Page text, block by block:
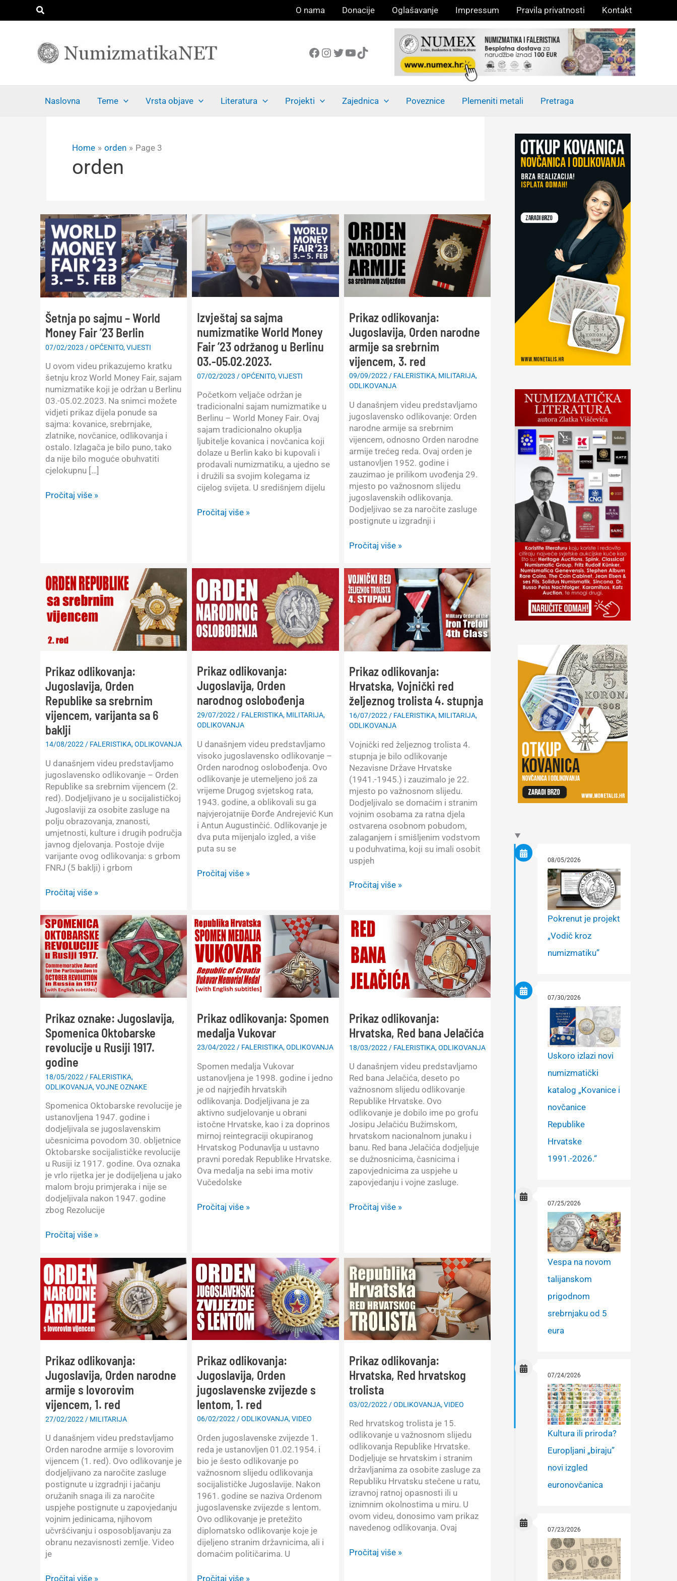
Search O nama Donacije Oglašavanje Impressum Pravila privatnosti Kontakt
Facebook
Instagram
Twitter
YouTube
TikTok
Naslovna Teme Vrsta objave Literatura Projekti Zajednica Poveznice Plemeniti metali Pretraga
Home orden Page 3
orden
Šetnja po sajmu – World
Money Fair ’23 Berlin
07/02/2023 /OPĆENITO,VIJESTI
U ovom videu prikazujemo kratku
šetnju kroz World Money Fair, sajam
numizmatike koji je održan u Berlinu
03.-05.02.2023. Na snimci možete
vidjeti prikaz dijela ponude sa
sajma: kovanice, srebrnjake,
zlatnike, novčanice, odlikovanja i
ostalo. Izlagača je bilo puno, tako
da nije bilo moguće obuhvatiti
cjelokupnu […]
Šetnja
’23
Berlin
Pročitaj više »
Izvještaj sa sajma
numizmatike World Money
Fair ’23 održanog u Berlinu
03.-05.02.2023.
07/02/2023 /OPĆENITO,VIJESTI
Početkom veljače održan je
tradicionalni sajam numizmatike u
Berlinu – World Money Fair. Ovaj
sajam tradicionalno okuplja
ljubitelje kovanica i novčanica koji
dolaze u Berlin kako bi kupovali i
prodavali numizmatiku, a ujedno se
i družili sa svojim kolegama iz
cijelog svijeta. U središnjem dijelu
Izvještaj
Money
Fair
’23
održanog
u
Berlinu
03.-05.02.2023.
Pročitaj više »
Prikaz odlikovanja:
Jugoslavija, Orden narodne
armije sa srebrnim
vijencem, 3. red
09/09/2022/ FALERISTIKA, MILITARIJA,
ODLIKOVANJA
U današnjem videu predstavljamo
jugoslavensko odlikovanje: Orden
narodne armije sa srebrnim
vijencem, odnosno Orden narodne
armije trećeg reda. Ovaj orden je
ustanovljen 1952. godine i
zauzimao je prilikom uvođenja 29.
mjesto po važnosnom slijedu
jugoslavenskih odlikovanja.
Dodjeljivao se za naročite zasluge
postignute u izgradnji i
Prikaz
Jugoslavija,
Orden
narodne
armije
sa
srebrnim
vijencem,
3.
Pročitaj više »
Prikaz odlikovanja:
Jugoslavija, Orden
Republike sa srebrnim
vijencem, varijanta sa 6
baklji
14/08/2022/ FALERISTIKA,ODLIKOVANJA
U današnjem videu predstavljamo
jugoslavensko odlikovanje – Orden
Republike sa srebrnim vijencem (2.
red). Dodjeljivano je u socijalističkoj
Jugoslaviji za osobite zasluge na
polju obrazovanja, znanosti,
umjetnosti, kulture i drugih područja
javnog djelovanja. Postoje dvije
varijante ovog odlikovanja: s grbom
FNRJ (5 baklji) i grbom
Prikaz
Jugoslavija,
Orden
Republike
sa
srebrnim
vijencem,
varijanta
sa
baklji
Pročitaj više »
Prikaz odlikovanja:
Jugoslavija, Orden
narodnog oslobođenja
29/07/2022/ FALERISTIKA, MILITARIJA,
ODLIKOVANJA
U današnjem videu predstavljamo
visoko jugoslavensko odlikovanje –
Orden narodnog oslobođenja. Ovo
odlikovanje je utemeljeno još za
vrijeme Drugog svjetskog rata,
1943. godine, a oblikovali su ga
najvjerojatnije Đorđe Andrejević Kun
i Antun Augustinčić. Odlikovanje je
dva puta mijenjalo izgled, a više
puta su se
Prikaz
narodnog
oslobođenja
Pročitaj više »
Prikaz odlikovanja:
Hrvatska, Vojnički red
željeznog trolista 4. stupnja
16/07/2022 / FALERISTIKA, MILITARIJA,
ODLIKOVANJA
Vojnički red željeznog trolista 4.
stupnja je bilo odlikovanje
Nezavisne Države Hrvatske
(1941.-1945.) i zauzimalo je 22.
mjesto po važnosnom slijedu.
Dodjeljivalo se domaćim i stranim
vojnim osobama za ratna djela
ostvarena osobnom pobudom,
zalaganjem i smišljenim vodstvom
u poduhvatima, koji su imali osobit
uspjeh
Prikaz
Vojnički
red
trolista
4.
stupnja
Pročitaj više »
Prikaz oznake: Jugoslavija,
Spomenica Oktobarske
revolucije u Rusiji 1917.
godine
18/05/2022 / FALERISTIKA,
ODLIKOVANJA,VOJNE OZNAKE
Spomenica Oktobarske revolucije je
ustanovljena 1947. godine i
dodjeljivala se jugoslavenskim
učesnicima povodom 30. obljetnice
Oktobarske socijalističke revolucije
u Rusiji iz 1917. godine. Ova oznaka
je vrlo rijetka jer je dodijeljena u jako
malom broju primjeraka i nije se
dodjeljivala nakon 1947. godine
zbog Rezolucije
Prikaz
Jugoslavija,
Spomenica
Oktobarske
revolucije
u
Rusiji
1917.
godine
Pročitaj više »
Prikaz odlikovanja: Spomen
medalja Vukovar
23/04/2022/ FALERISTIKA,ODLIKOVANJA
Spomen medalja Vukovar
ustanovljena je 1998. godine i jedno
je od najrjeđih hrvatskih
odlikovanja. Dodjeljivana je za
aktivno sudjelovanje u obrani
istočne Hrvatske, kao i za doprinos
mirnoj reintegraciji okupiranog
Hrvatskog Podunavlja u ustavno
pravni poredak Republike Hrvatske.
Ova medalja na sebi ima motiv
Vučedolske
Prikaz
Pročitaj više »
Prikaz odlikovanja:
Hrvatska, Red bana Jelačića
18/03/2022 / FALERISTIKA,ODLIKOVANJA
U današnjem videu predstavljamo
Red bana Jelačića, deseto po
važnosnom slijedu odlikovanje
Republike Hrvatske. Ovo
odlikovanje je dobilo ime po grofu
Josipu Jelačiću Bužimskom,
hrvatskom nacionalnom junaku i
banu. Red bana Jelačića dodjeljuje
se dužnosnicima, časnicima i
zapovjednicima za uspjehe u
zapovjedanju i vojne zasluge.
Prikaz
Jelačića
Pročitaj više »
Prikaz odlikovanja:
Jugoslavija, Orden narodne
armije s lovorovim
vijencem, 1. red
27/02/2022 / MILITARIJA
U današnjem videu predstavljamo
Orden narodne armije s lovorovim
vijencem (1. red). Ovo odlikovanje je
dodjeljivano za naročite zasluge
postignute u izgradnji i jačanju
oružanih snaga ili za naročite
uspjehe postignute u zapovjedanju
vojnim jedinicama, njihovom
učvršćivanju i osposobljavanju za
obranu nezavisnosti zemlje. Video
je
Prikaz
Pročitaj više »
Prikaz odlikovanja:
Jugoslavija, Orden
jugoslavenske zvijezde s
lentom, 1. red
06/02/2022/ODLIKOVANJA,VIDEO
Orden jugoslavenske zvijezde 1.
reda je ustanovljen 01.02.1954. i
bio je šesto odlikovanje po
važnosnom slijedu odlikovanja
socijalističke Jugoslavije. Nakon
1961. godine se naziva Ordenom
jugoslavenske zvijezde s lentom.
Ovo odlikovanje je pretežito
diplomatsko odlikovanje koje je
dijeljeno stranim državnicima, ali i
domaćim političarima. U
Prikaz
Pročitaj više »
Prikaz odlikovanja:
Hrvatska, Red hrvatskog
trolista
03/02/2022 /ODLIKOVANJA,VIDEO
Red hrvatskog trolista je 15.
odlikovanje u važnosnom slijedu
odlikovanja Republike Hrvatske.
Dodjeljuje se hrvatskim i stranim
državljanima za osobite zasluge za
Republiku Hrvatsku stečene u ratu,
izravnoj ratnoj opasnosti ili u
iznimnim okolnostima u miru. U
ovom videu, donosimo vam prikaz
navedenog odlikovanja. Ovaj
Prikaz
Pročitaj više »
08/05/2026
Pokrenut je projekt
„Vodič kroz
numizmatiku”
07/30/2026
Uskoro izlazi novi
numizmatički
katalog „Kovanice i
novčanice
Republike
Hrvatske
1991.-2026.“
07/25/2026
Vespa na novom
talijanskom
prigodnom
srebrnjaku od 5
eura
07/24/2026
Kultura ili priroda?
Europljani „biraju”
novi izgled
euronovčanica
07/23/2026